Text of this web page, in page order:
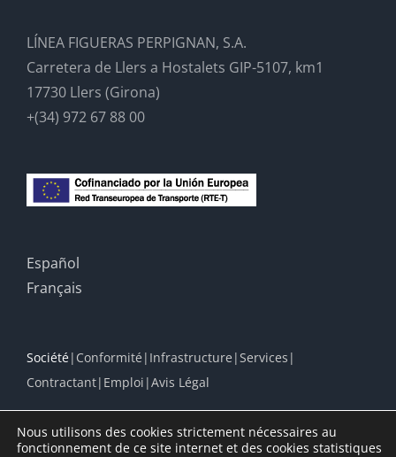
LÍNEA FIGUERAS PERPIGNAN, S.A.
Carretera de Llers a Hostalets GIP-5107, km1
17730 Llers (Girona)
+(34) 972 67 88 00
Español
Français
Société Conformité Infrastructure Services
Contractant Emploi Avis Légal
Nous utilisons des cookies strictement nécessaires au
fonctionnement de ce site internet et des cookies statistiques